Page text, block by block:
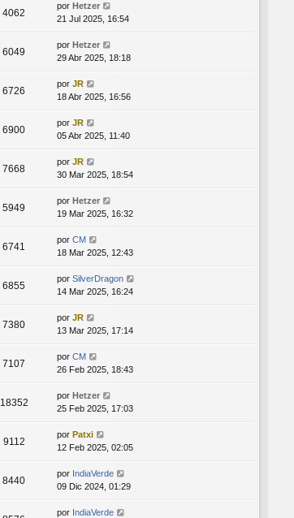
4062
por Hetzer
21 Jul 2025, 16:54
6049
por Hetzer
29 Abr 2025, 18:18
6726
por JR
18 Abr 2025, 16:56
6900
por JR
05 Abr 2025, 11:40
7668
por JR
30 Mar 2025, 18:54
5949
por Hetzer
19 Mar 2025, 16:32
6741
por CM
18 Mar 2025, 12:43
6855
por SilverDragon
14 Mar 2025, 16:24
7380
por JR
13 Mar 2025, 17:14
7107
por CM
26 Feb 2025, 18:43
18352
por Hetzer
25 Feb 2025, 17:03
9112
por Patxi
12 Feb 2025, 02:05
8440
por IndiaVerde
09 Dic 2024, 01:29
por IndiaVerde